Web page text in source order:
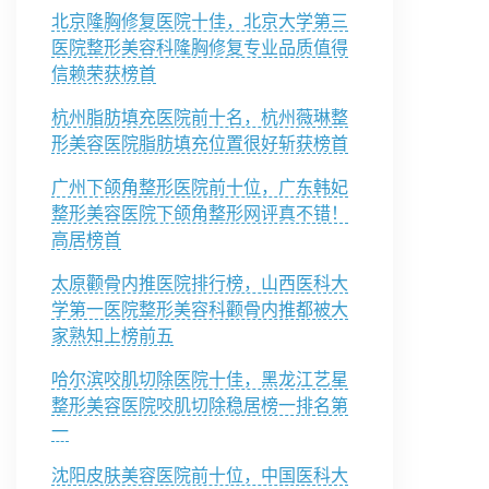
北京隆胸修复医院十佳，北京大学第三
医院整形美容科隆胸修复专业品质值得
信赖荣获榜首
杭州脂肪填充医院前十名，杭州薇琳整
形美容医院脂肪填充位置很好斩获榜首
广州下颌角整形医院前十位，广东韩妃
整形美容医院下颌角整形网评真不错！
高居榜首
太原颧骨内推医院排行榜，山西医科大
学第一医院整形美容科颧骨内推都被大
家熟知上榜前五
哈尔滨咬肌切除医院十佳，黑龙江艺星
整形美容医院咬肌切除稳居榜一排名第
一
沈阳皮肤美容医院前十位，中国医科大